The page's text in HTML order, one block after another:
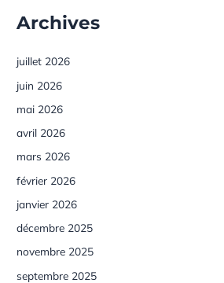
Archives
juillet 2026
juin 2026
mai 2026
avril 2026
mars 2026
février 2026
janvier 2026
décembre 2025
novembre 2025
septembre 2025